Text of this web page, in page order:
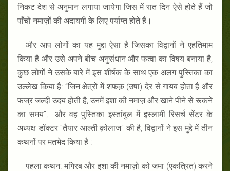
निकट देश से अनुमान लगाया जायेगा जिस में रात दिन ऐसे होते हैं जो
पाँचों नमाज़ों की अदायगी के लिए पर्याप्त होते हैं।
और आप लोगों का यह मुद्दा ऐसा है जिसका विद्वानों ने एहतिमाम
किया है और उसे अपने बीच अनुसंधान और फत्वा का विषय बनाया है,
कुछ लोगों ने उसके बारे में इस शीर्षक के साथ एक अलग पुस्तिका का
उल्लेख किया है: “जिन क्षेत्रों में शफक़ (उषा) देर से गायब होता है और
फज्र जल्दी उदय होती है, उनमें इशा की नमाज़ और खाने पीने से रूकने
का समय”, और वह पुस्तिका इस्तांबुल में इस्लामी रिसर्च सेंटर के
अध्यक्ष डॉक्टर ‘‘तैयार आल्ती क़ोलाज” की है, विद्वानों ने इस मुद्दे में तीन
कथनों पर मतभेद किया है :
पहला कथन: मगिरब और इशा की नमाज़ो को जमा (एकत्रित) करने